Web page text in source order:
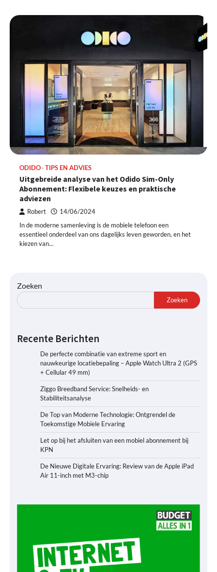
ODIDO TIPS EN ADVIES
Uitgebreide analyse van het Odido Sim-Only
Abonnement: Flexibele keuzes en praktische
adviezen
Robert 14/06/2024
In de moderne samenleving is de mobiele telefoon een
essentieel onderdeel van ons dagelijks leven geworden, en het
kiezen van…
Zoeken
Zoeken
Recente Berichten
De perfecte combinatie van extreme sport en
nauwkeurige locatiebepaling – Apple Watch Ultra 2 (GPS
+ Cellular 49 mm)
Ziggo Breedband Service: Snelheids- en
Stabiliteitsanalyse
De Top van Moderne Technologie: Ontgrendel de
Toekomstige Mobiele Ervaring
Let op bij het afsluiten van een mobiel abonnement bij
KPN
De Nieuwe Digitale Ervaring: Review van de Apple iPad
Air 11-inch met M3-chip